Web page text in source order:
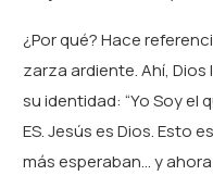
¿Por qué? Hace
zarza ardiente. Ahí,
su identidad: “Yo Soy el
ES. Jesús es Dios. Esto
más esperaban… y